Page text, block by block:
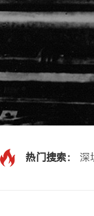
热门搜索： 深